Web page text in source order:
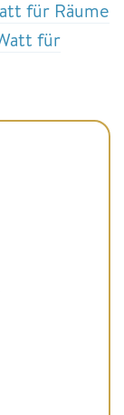
für Räume
für